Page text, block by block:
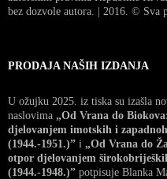
bez dozvole autora. | 2016. © Sva
PRODAJA NAŠIH IZDANJA
U ožujku 2025. iz tiska su izašla
naslovima „Od Vrana do
djelovanjem imotskih i
(1944.-1951.)” i „Od Vrana do
otpor djelovanjem
(1944.-1948.)” potpisuje Blanka